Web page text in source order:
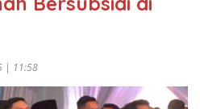
| 11:58